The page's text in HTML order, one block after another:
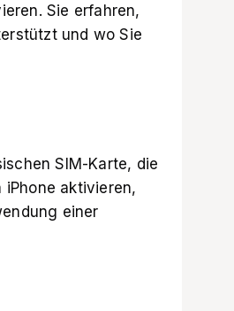
Sie erfahren,
und wo Sie
SIM-Karte, die
iPhone aktivieren,
einer